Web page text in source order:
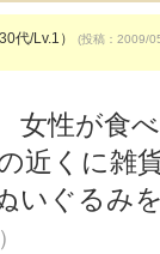
代/Lv.1） (投稿：2009/
女性が食
近くに雑
いぐるみ